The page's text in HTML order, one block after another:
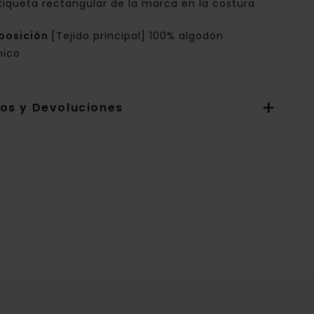
rectangular de la marca en la costura
[Tejido principal] 100% algodón
y Devoluciones